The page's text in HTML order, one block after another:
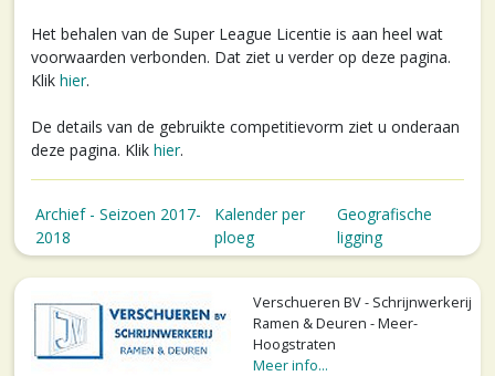
Het behalen van de Super League Licentie is aan heel wat
voorwaarden verbonden. Dat ziet u verder op deze pagina.
Klik hier.
De details van de gebruikte competitievorm ziet u onderaan
deze pagina. Klik hier.
Archief - Seizoen 2017-
2018
Kalender per
ploeg
Geografische
ligging
Verschueren BV - Schrijnwerkerij
Ramen & Deuren - Meer-
Hoogstraten
Meer info...